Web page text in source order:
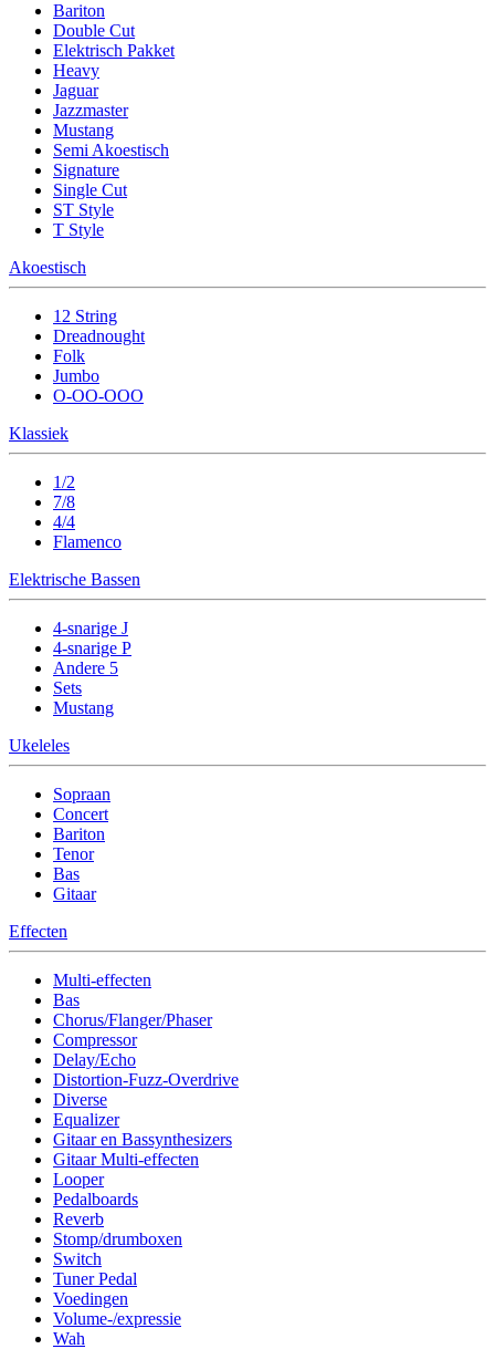
Bariton
Double Cut
Elektrisch Pakket
Heavy
Jaguar
Jazzmaster
Mustang
Semi Akoestisch
Signature
Single Cut
ST Style
T Style
Akoestisch
12 String
Dreadnought
Folk
Jumbo
O-OO-OOO
Klassiek
1/2
7/8
4/4
Flamenco
Elektrische Bassen
4-snarige J
4-snarige P
Andere 5
Sets
Mustang
Ukeleles
Sopraan
Concert
Bariton
Tenor
Bas
Gitaar
Effecten
Multi-effecten
Bas
Chorus/Flanger/Phaser
Compressor
Delay/Echo
Distortion-Fuzz-Overdrive
Diverse
Equalizer
Gitaar en Bassynthesizers
Gitaar Multi-effecten
Looper
Pedalboards
Reverb
Stomp/drumboxen
Switch
Tuner Pedal
Voedingen
Volume-/expressie
Wah